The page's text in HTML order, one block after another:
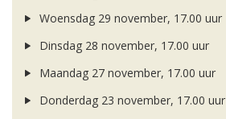
Woensdag 29 november, 17.00 uur
Dinsdag 28 november, 17.00 uur
Maandag 27 november, 17.00 uur
Donderdag 23 november, 17.00 uur